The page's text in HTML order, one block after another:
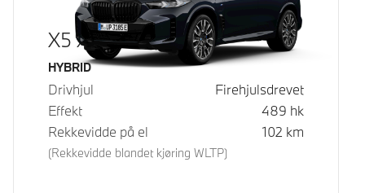
X5 xDrive50e
Drivstoff
HYBRID
Drivhjul
Firehjulsdrevet
Effekt
489 hk
Rekkevidde på el
(Rekkevidde blandet kjøring WLTP)
102 km